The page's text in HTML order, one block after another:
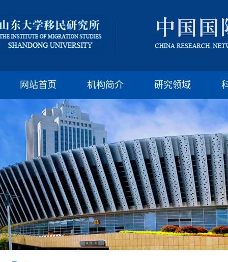
网站首页 机构简介 研究领域
版权所有：山东
邮编:250100 电话